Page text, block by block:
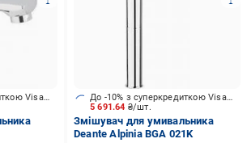
До -10% з суперкредиткою Visa Вигода
5 691.64 ₴/шт.
До -10% з суперкредиткою Visa Вигода
Змішувач для умивальника
Deante Alpinia BGA 021K